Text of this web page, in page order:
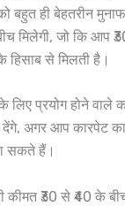
बहुत ही बेहतरीन
मिलेगी, जो कि आप
हिसाब से मिलती है।
लिए प्रयोग होने
देंगे, अगर आप कारपेट
सकते हैं।
कीमत ₹30 से ₹40 के